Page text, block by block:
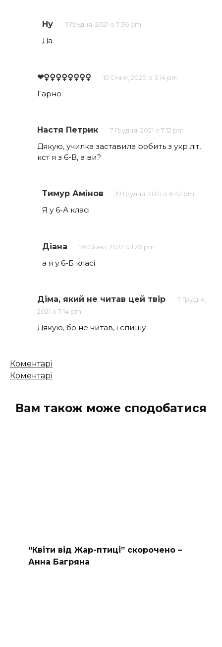
Ну 7 Грудня, 2021 о 7:36 pm
Да
❤️‍♀️‍♀️‍♀️‍♀️‍♀️‍♀️‍♀️‍♀️ 15 Січня, 2020 о 3:14 pm
Гарно
Настя Петрик 7 Грудня, 2021 о 7:12 pm
Дякую, училка заставила робить з укр літ,
кст я з 6-В, а ви?
Тимур Амінов 19 Грудня, 2021 о 6:42 pm
Я у 6-А класі
Діана 26 Січня, 2022 о 1:26 pm
а я у 6-Б класі
Діма, який не читав цей твір
7 Грудня,
2021 о 7:14 pm
Дякую, бо не читав, і спишу
Кількість
коментарів
Коментарі
Коментарі
Вам також може сподобатися
“Квіти від Жар-птиці” скорочено –
Анна Багряна